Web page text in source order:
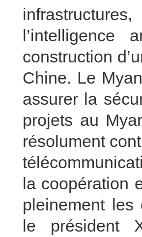
construction
Chine. Le
assurer la
projets au
résolument
la coopération
pleinement les
le président